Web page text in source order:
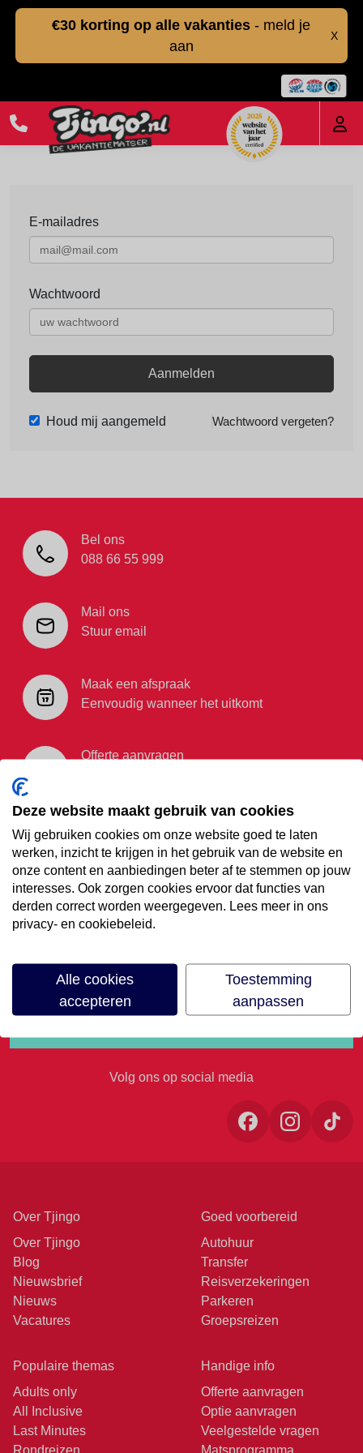
€30 korting op alle vakanties - meld je
aan
X
E-mailadres
Wachtwoord
Aanmelden
Houd mij aangemeld Wachtwoord vergeten?
Bel ons
088 66 55 999
Mail ons
Stuur email
Maak een afspraak
Eenvoudig wanneer het uitkomt
Offerte aanvragen
€35,- korting op je
volgende vakantie
Meld je aan voor onze nieuwsbrief
Volg ons op social media
Over Tjingo
Over Tjingo
Blog
Nieuwsbrief
Nieuws
Vacatures
Goed voorbereid
Autohuur
Transfer
Reisverzekeringen
Parkeren
Groepsreizen
Populaire themas
Adults only
All Inclusive
Last Minutes
Rondreizen
Handige info
Offerte aanvragen
Optie aanvragen
Veelgestelde vragen
Matsprogramma
Deze website maakt gebruik van cookies
Wij gebruiken cookies om onze website goed te laten
werken, inzicht te krijgen in het gebruik van de website en
onze content en aanbiedingen beter af te stemmen op jouw
interesses. Ook zorgen cookies ervoor dat functies van
derden correct worden weergegeven. Lees meer in ons
privacy- en cookiebeleid.
Alle cookies
accepteren
Toestemming
aanpassen